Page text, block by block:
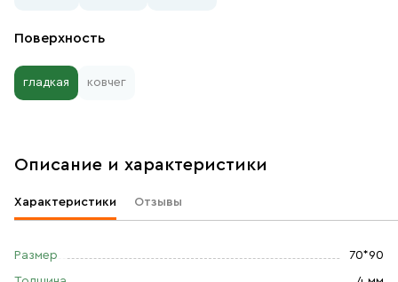
Поверхность
гладкая ковчег
Описание и характеристики
Характеристики Отзывы
Размер 70*90